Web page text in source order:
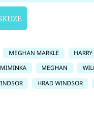
MEGHAN MARKLE HARRY
MIMINKA MEGHAN
HRAD WINDSOR